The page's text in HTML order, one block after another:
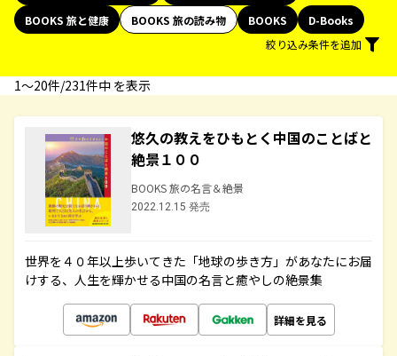
BOOKS 旅と健康
BOOKS 旅の読み物 BOOKS
D-Books
絞り込み条件を追加
1〜20件/231件中 を表示
悠久の教えをひもとく中国のことばと
絶景１００
BOOKS 旅の名言＆絶景
2022.12.15 発売
世界を４０年以上歩いてきた「地球の歩き方」があなたにお届
けする、人生を輝かせる中国の名言と癒やしの絶景集
詳細を見る